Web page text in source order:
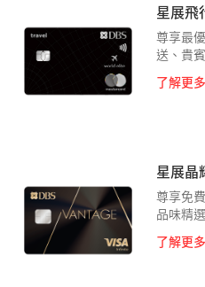
星展飛
尊享最
送、貴
了解更多
星展晶
尊享免
品味精
了解更多